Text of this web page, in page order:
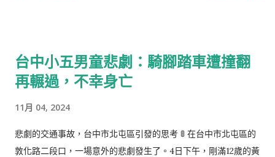
為救星。手術之後，他開朗的愛人甚至笑談擁有了一副台灣的肝
臟。可是，命運的殘酷再次顯現，短短一年間，新肝出現異常，
傷的深淵，泣不成聲，但其內心的關懷與堅韌依然堅守佛祖的教
誨。他積極尋找各種途徑去延續妻子的生命，願意捐肝，願意赴
香港尋求援助，都是為了不讓愛妻的生命之火熄滅。即使泯然於
台中小五男童悲劇：騎腳踏車遭撞翻
再輾過，不幸身亡
11月 04, 2024
悲劇的交通事故，台中市北屯區引發的思考 🚦 在台中市北屯區的
敦化路二段口，一場意外的悲劇發生了。4日下午，剛滿12歲的黃